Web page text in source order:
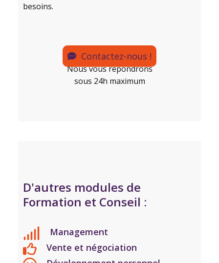
besoins.
Contactez-nous !
Nous vous répondrons
sous 24h maximum
D'autres modules de
Formation et Conseil :
Management
Vente et négociation